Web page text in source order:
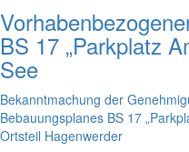
BS 17 „Parkplatz
See
Bekanntmachung der
Bebauungsplanes BS 17
Ortsteil Hagenwerder